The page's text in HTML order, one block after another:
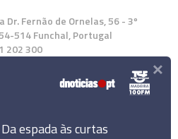
Dr. Fernão de Ornelas, 56 - 3º
514 Funchal, Portugal
202 300
a nossa App
Da espada às curtas
×